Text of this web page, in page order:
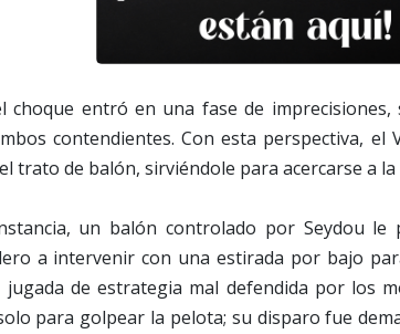
choque entró en una fase de
contendientes. Con esta perspectiva, el
trato de balón, sirviéndole para acercarse a
un balón controlado por Seydou
a intervenir con una estirada por bajo
jugada de estrategia mal defendida por los
para golpear la pelota; su disparo fue